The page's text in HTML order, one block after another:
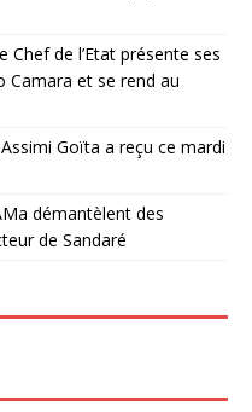
de l’Etat présente ses
Camara et se rend au
Goïta a reçu ce mardi
démantèlent des
de Sandaré